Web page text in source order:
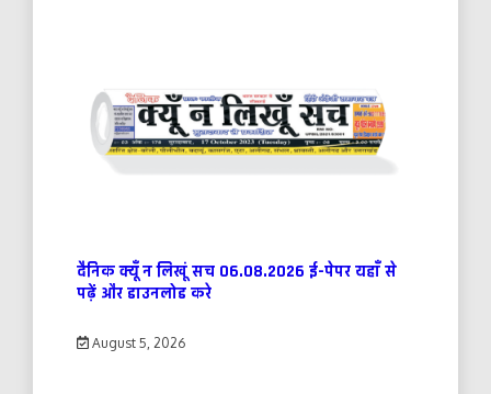
दैनिक क्यूँ न लिखूं सच 06.08.2026 ई-पेपर यहाँ से
पढ़ें और डाउनलोड करे
August 5, 2026